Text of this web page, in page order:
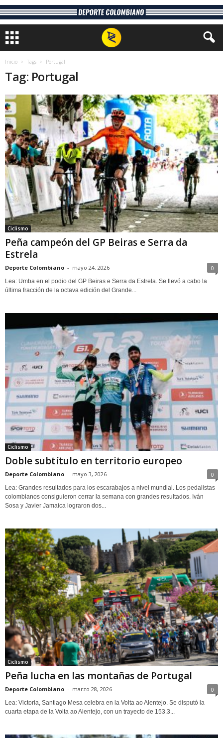
Inicio Tags Portugal
Tag: Portugal
Ciclismo
Peña campeón del GP Beiras e Serra da
Estrela
Deporte Colombiano - mayo 24, 2026 0
Lea: Umba en el podio del GP Beiras e Serra da Estrela. Se llevó a cabo la
última fracción de la octava edición del Grande...
Ciclismo
Doble subtítulo en territorio europeo
Deporte Colombiano - mayo 3, 2026 0
Lea: Grandes resultados para los escarabajos a nivel mundial. Los pedalistas
colombianos consiguieron cerrar la semana con grandes resultados. Iván
Sosa y Javier Jamaica lograron dos...
Ciclismo
Peña lucha en las montañas de Portugal
Deporte Colombiano - marzo 28, 2026 0
Lea: Victoria, Santiago Mesa celebra en la Volta ao Alentejo. Se disputó la
cuarta etapa de la Volta ao Alentejo, con un trayecto de 153.3...